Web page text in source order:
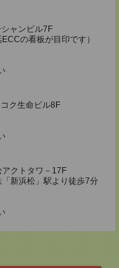
ャンビル7F
の看板が目印です）
ク生命ビル8F
クトタワ－17F
「新浜松」駅より徒歩7分